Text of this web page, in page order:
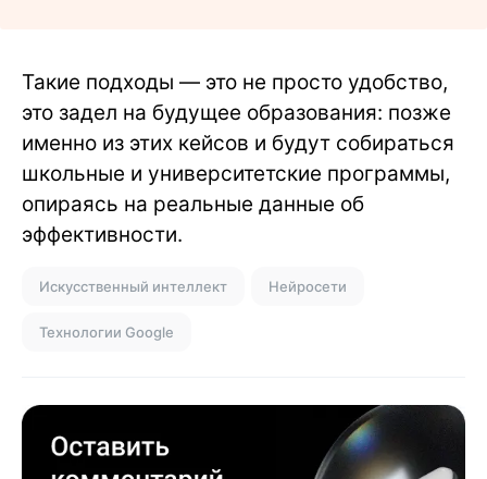
Такие подходы — это не просто удобство,
это задел на будущее образования: позже
именно из этих кейсов и будут собираться
школьные и университетские программы,
опираясь на реальные данные об
эффективности.
Искусственный интеллект Нейросети
Технологии Google